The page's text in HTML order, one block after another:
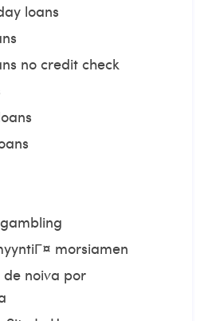
loans
no credit check
morsiamen
de noiva por